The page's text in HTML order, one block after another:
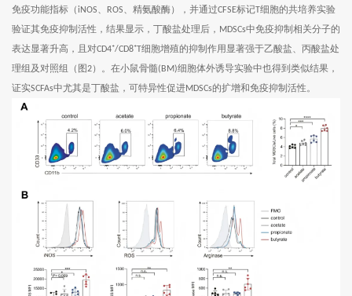
免疫功能指标（ iNOS、 ROS、精氨酸酶），并通过CFSE标记 细胞的共培养实验
验证其免疫抑制活性，结果显示，丁酸盐处理后， MDSCs中免疫抑制相关分子的
表达显著升高，且对CD4⁺/CD8⁺T 细胞增殖的抑制作用显著强于乙酸盐、丙酸盐处
理组及对照组（图2）。在小鼠骨髓(BM)细胞体外诱导实验中也得到类似结果，
证实SCFAs中尤其是丁酸盐，可特异性促进MDSCs的扩增和免疫抑制活性。